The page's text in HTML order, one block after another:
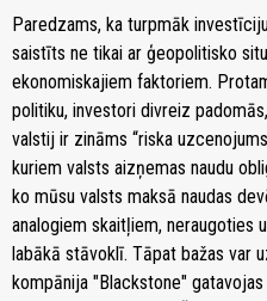
Paredzams, ka turpmāk
saistīts ne tikai ar ģeopolitisko
ekonomiskajiem faktoriem.
politiku, investori divreiz
valstij ir zināms “riska
kuriem valsts aizņemas naudu
ko mūsu valsts maksā naudas
analogiem skaitļiem, neraugoties
labākā stāvoklī. Tāpat bažas var
kompānija "Blackstone"